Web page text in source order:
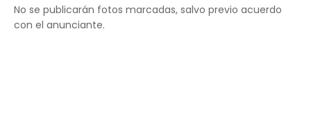
No se publicarán fotos marcadas, salvo previo acuerdo
con el anunciante.